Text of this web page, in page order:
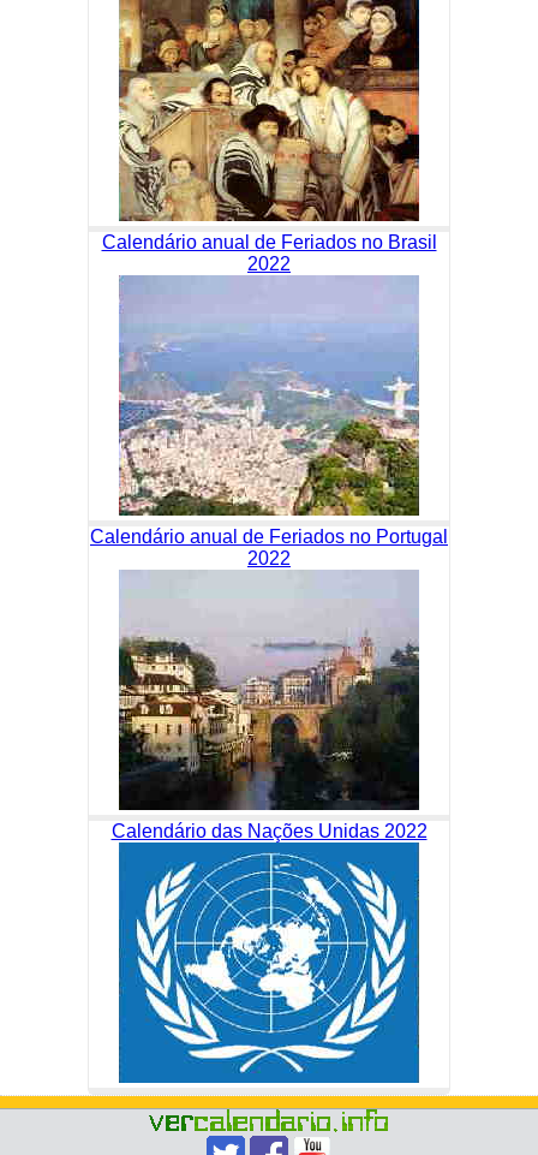
Calendário anual de Feriados no Brasil
2022
Calendário anual de Feriados no Portugal
2022
Calendário das Nações Unidas 2022